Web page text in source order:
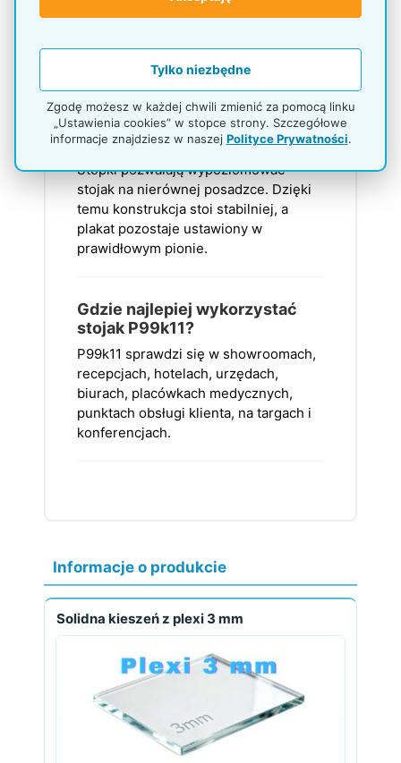
precyzyjne wypoziomowanie stojaka
wykładzinach biurowych, co zapobiega
irytującemu chwianiu się konstrukcji.
Do czego służą stopki
regulowane w podstawie?
Stopki pozwalają wypoziomować
stojak na nierównej posadzce. Dzięki
temu konstrukcja stoi stabilniej, a
plakat pozostaje ustawiony w
prawidłowym pionie.
Gdzie najlepiej wykorzystać
stojak P99k11?
P99k11 sprawdzi się w showroomach,
recepcjach, hotelach, urzędach,
biurach, placówkach medycznych,
punktach obsługi klienta, na targach i
konferencjach.
Informacje o produkcie
Solidna kieszeń z plexi 3 mm
Tylko niezbędne
Zgodę możesz w każdej chwili zmienić za pomocą linku
„Ustawienia cookies” w stopce strony. Szczegółowe
informacje znajdziesz w naszej Polityce Prywatności.